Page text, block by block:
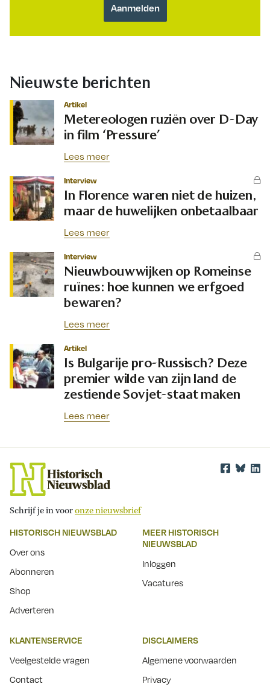
Nieuwste berichten
Artikel
Metereologen ruziën over D-Day
in film ‘Pressure’
Lees meer
Interview
In Florence waren niet de huizen,
maar de huwelijken onbetaalbaar
Lees meer
Interview
Nieuwbouwwijken op Romeinse
ruïnes: hoe kunnen we erfgoed
bewaren?
Lees meer
Artikel
Is Bulgarije pro-Russisch? Deze
premier wilde van zijn land de
zestiende Sovjet-staat maken
Lees meer
Schrijf je in vooronze nieuwsbrief
HISTORISCH NIEUWSBLAD
Over ons
Abonneren
Shop
Adverteren
MEER HISTORISCH
NIEUWSBLAD
Inloggen
Vacatures
KLANTENSERVICE
Veelgestelde vragen
Contact
DISCLAIMERS
Algemene voorwaarden
Privacy